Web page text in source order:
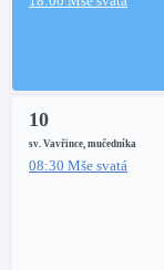
10
sv. Vavřince, mučedníka
08:30 Mše svatá